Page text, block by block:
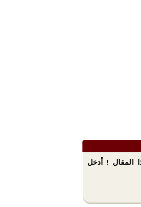
...
المقال ! أدخل